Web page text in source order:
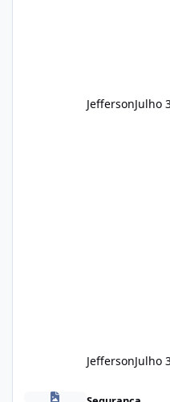
JeffersonJulho
JeffersonJulho
Novas vulnerabilidades no